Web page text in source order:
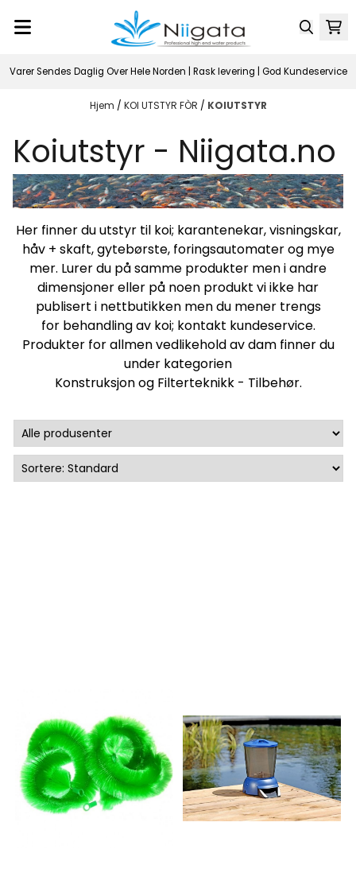
Varer Sendes Daglig Over Hele Norden | Rask levering | God Kundeservice
Hjem / KOI UTSTYR FÒR / KOIUTSTYR
Koiutstyr - Niigata.no
Her finner du utstyr til koi; karantenekar, visningskar,
håv + skaft, gytebørste, foringsautomater og mye
mer. Lurer du på samme produkter men i andre
dimensjoner eller på noen produkt vi ikke har
publisert i nettbutikken men du mener trengs
for behandling av koi; kontakt kundeservice.
Produkter for allmen vedlikehold av dam finner du
under kategorien
Konstruksjon og Filterteknikk - Tilbehør.